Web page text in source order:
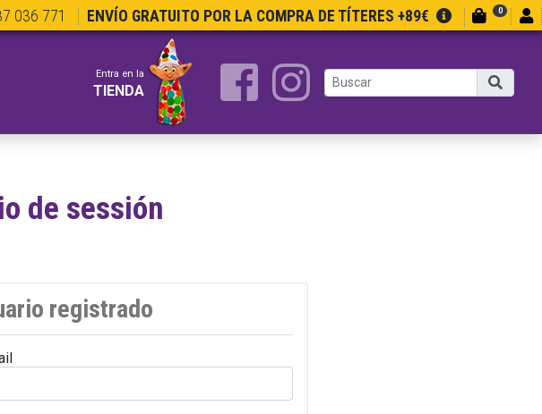
036 771 ENVÍO GRATUITO POR LA COMPRA DE TÍTERES +89€ 0
Entra en la
TIENDA
de sessión
registrado